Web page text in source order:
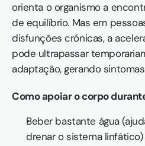
orienta o organismo a
de equilíbrio. Mas em
disfunções crónicas, a
pode ultrapassar
adaptação, gerando
Como apoiar o corpo
Beber bastante água
drenar o sistema linfático)